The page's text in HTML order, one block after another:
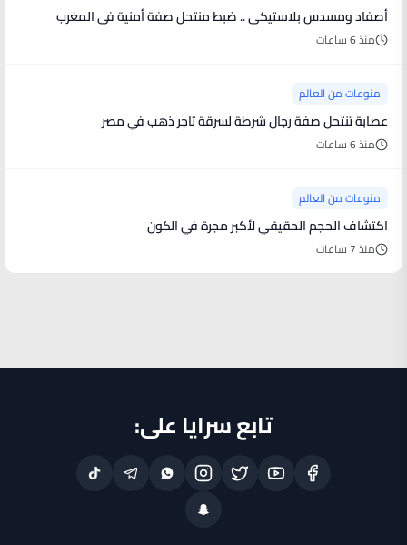
أصفاد ومسدس بلاستيكي .. ضبط منتحل صفة أمنية في المغرب
منذ 6 ساعات
منوعات من العالم
عصابة تنتحل صفة رجال شرطة لسرقة تاجر ذهب في مصر
منذ 6 ساعات
منوعات من العالم
اكتشاف الحجم الحقيقي لأكبر مجرة في الكون
منذ 7 ساعات
تابع سرايا على: